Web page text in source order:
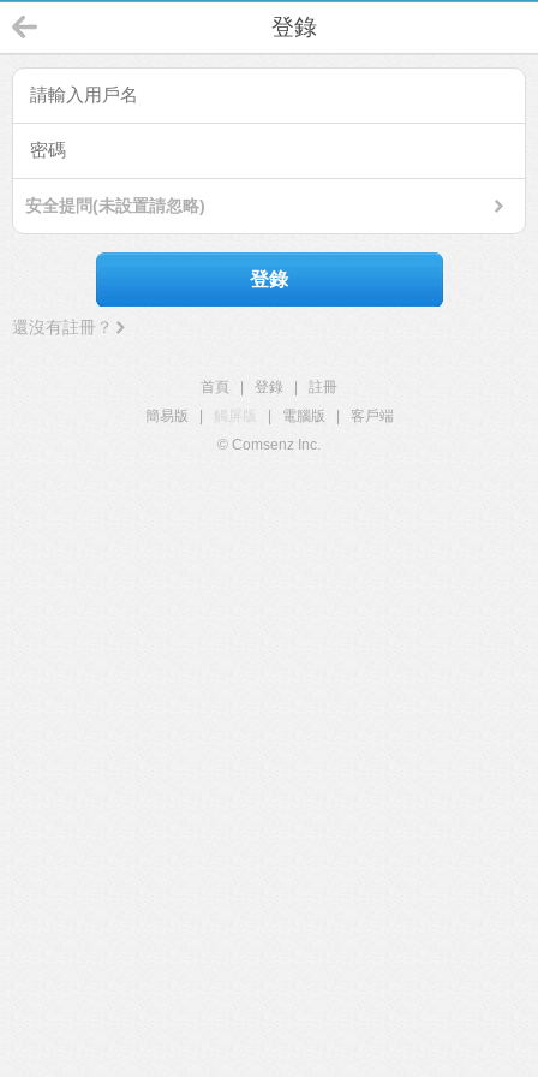
登錄
安全提問(未設置請忽略)
登錄
還沒有註冊？
首頁 登錄
註冊
簡易版
觸屏版 電腦版
客戶端
© Comsenz Inc.